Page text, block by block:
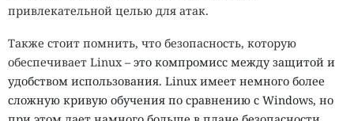
привлекательной целью для атак.
Также стоит помнить, что безопасность, которую
обеспечивает Linux– это компромисс между защитой и
удобством использования. Linux имеет немного более
сложную кривую обучения по сравнению с Windows, но